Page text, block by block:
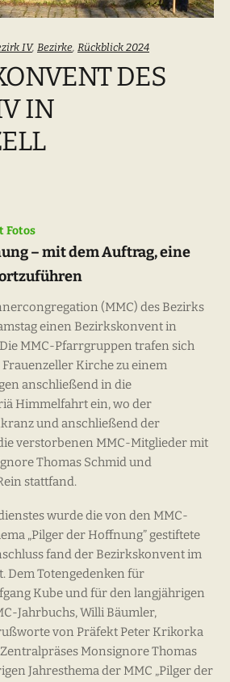
IV, Bezirke, Rückblick 2024
DES
IN
Fotos
– mit dem Auftrag, eine
(MMC) des Bezirks
einen Bezirkskonvent in
MMC-Pfarrgruppen trafen sich
Frauenzeller Kirche zu einem
anschließend in die
Himmelfahrt ein, wo der
und anschließend der
verstorbenen MMC-Mitglieder mit
Thomas Schmid und
stattfand.
wurde die von den MMC-
„Pilger der Hoffnung” gestiftete
fand der Bezirkskonvent im
Dem Totengedenken für
Kube und für den langjährigen
Jahrbuchs, Willi Bäumler,
von Präfekt Peter Krikorka
Monsignore Thomas
Jahresthema der MMC „Pilger der